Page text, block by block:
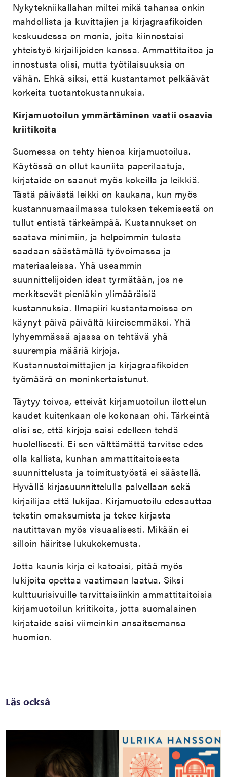
Nykytekniikallahan miltei mikä tahansa onkin
mahdollista ja kuvittajien ja kirjagraafikoiden
keskuudessa on monia, joita kiinnostaisi
yhteistyö kirjailijoiden kanssa. Ammattitaitoa ja
innostusta olisi, mutta työtilaisuuksia on
vähän. Ehkä siksi, että kustantamot pelkäävät
korkeita tuotantokustannuksia.
Kirjamuotoilun ymmärtäminen vaatii osaavia
kriitikoita
Suomessa on tehty hienoa kirjamuotoilua.
Käytössä on ollut kauniita paperilaatuja,
kirjataide on saanut myös kokeilla ja leikkiä.
Tästä päivästä leikki on kaukana, kun myös
kustannusmaailmassa tuloksen tekemisestä on
tullut entistä tärkeämpää. Kustannukset on
saatava minimiin, ja helpoimmin tulosta
saadaan säästämällä työvoimassa ja
materiaaleissa. Yhä useammin
suunnittelijoiden ideat tyrmätään, jos ne
merkitsevät pieniäkin ylimääräisiä
kustannuksia. Ilmapiiri kustantamoissa on
käynyt päivä päivältä kiireisemmäksi. Yhä
lyhyemmässä ajassa on tehtävä yhä
suurempia määriä kirjoja.
Kustannustoimittajien ja kirjagraafikoiden
työmäärä on moninkertaistunut.
Täytyy toivoa, etteivät kirjamuotoilun ilottelun
kaudet kuitenkaan ole kokonaan ohi. Tärkeintä
olisi se, että kirjoja saisi edelleen tehdä
huolellisesti. Ei sen välttämättä tarvitse edes
olla kallista, kunhan ammattitaitoisesta
suunnittelusta ja toimitustyöstä ei säästellä.
Hyvällä kirjasuunnittelulla palvellaan sekä
kirjailijaa että lukijaa. Kirjamuotoilu edesauttaa
tekstin omaksumista ja tekee kirjasta
nautittavan myös visuaalisesti. Mikään ei
silloin häiritse lukukokemusta.
Jotta kaunis kirja ei katoaisi, pitää myös
lukijoita opettaa vaatimaan laatua. Siksi
kulttuurisivuille tarvittaisiinkin ammattitaitoisia
kirjamuotoilun kriitikoita, jotta suomalainen
kirjataide saisi viimeinkin ansaitsemansa
huomion.
Läs också